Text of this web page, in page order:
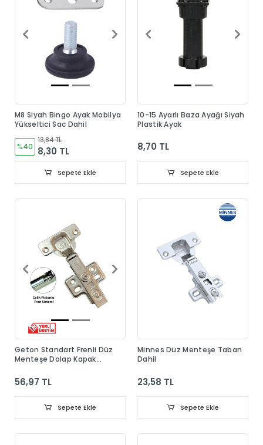
M8 Siyah Bingo Ayak Mobilya
Yükseltici Sac Dahil
%40
13,84 TL
8,30 TL
Sepete Ekle
10-15 Ayarlı Baza Ayağı Siyah
Plastik Ayak
8,70 TL
Sepete Ekle
Geton Standart Frenli Düz
Menteşe Dolap Kapak
56,97 TL
Sepete Ekle
Minnes Düz Menteşe Taban
Dahil
23,58 TL
Sepete Ekle